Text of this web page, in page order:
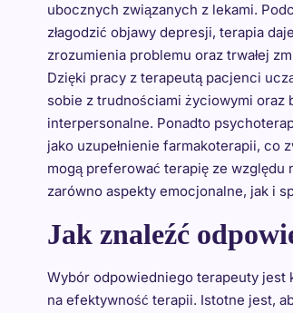
ubocznych związanych z lekami.
złagodzić objawy depresji, terapia
zrozumienia problemu oraz trwałej
Dzięki pracy z terapeutą pacjenci
sobie z trudnościami życiowymi oraz
interpersonalne. Ponadto
jako uzupełnienie farmakoterapii, co
mogą preferować terapię ze
zarówno aspekty emocjonalne, jak i
Jak znaleźć
Wybór odpowiedniego terapeuty jest
na efektywność terapii. Istotne jest,